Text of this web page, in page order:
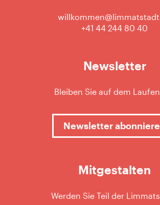
+41 44 244 80 40
Newsletter
Bleiben Sie auf dem
Newsletter
Mitgestalten
Werden Sie Teil der